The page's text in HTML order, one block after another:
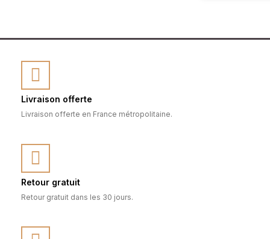
Livraison offerte
Livraison offerte en France métropolitaine.
Retour gratuit
Retour gratuit dans les 30 jours.